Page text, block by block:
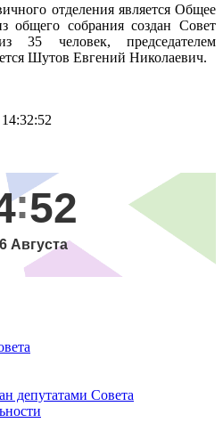
отделения является Общее
общего собрания создан Совет
35 человек, председателем
Шутов Евгений Николаевич.
52
Августа
депутатами Совета